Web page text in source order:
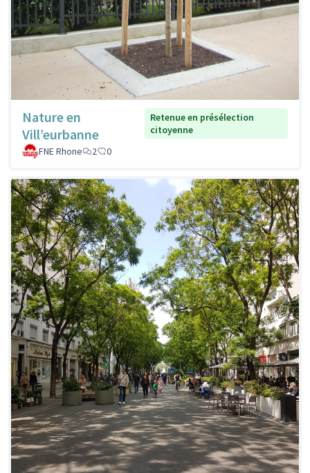
Nature en
Vill’eurbanne
Retenue en présélection
citoyenne
FNE Rhone
2 0